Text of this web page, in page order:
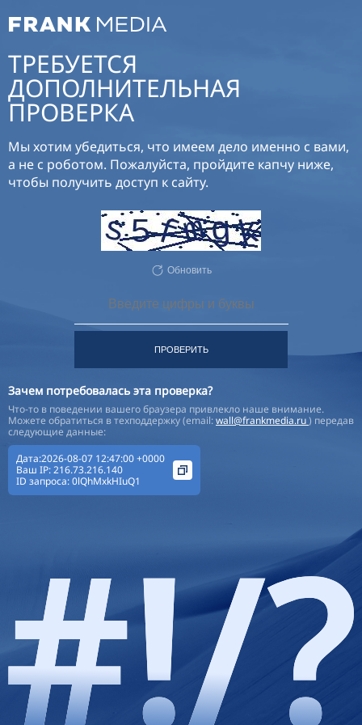
ТРЕБУЕТСЯ
ДОПОЛНИТЕЛЬНАЯ
ПРОВЕРКА
Мы хотим убедиться, что имеем дело именно с вами,
а не с роботом. Пожалуйста, пройдите капчу ниже,
чтобы получить доступ к сайту.
Обновить
ПРОВЕРИТЬ
Зачем потребовалась эта проверка?
Что-то в поведении вашего браузера привлекло наше внимание.
Можете обратиться в техподдержку (email:wall@frankmedia.ru) передав
следующие данные:
Дата:2026-08-07 12:47:00 +0000
Ваш IP:216.73.216.140
ID запроса:0lQhMxkHIuQ1